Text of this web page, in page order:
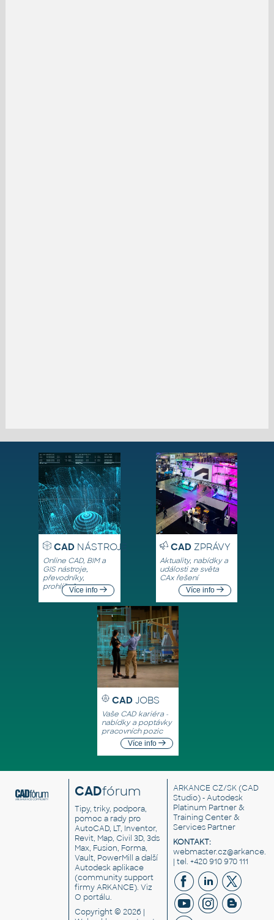
CADNÁSTROJE
Online CAD, BIM a
GIS nástroje,
převodníky,
prohlížečeVíce info
CADZPRÁVY
Aktuality, nabídky a
události ze světa
CAx řešení
Více info
CAD JOBS
Vaše CAD kariéra -
nabídky a poptávky
pracovních pozic
Více info
CADfórum
Tipy, triky, podpora,
pomoc a rady pro
AutoCAD, LT, Inventor,
Revit, Map, Civil 3D, 3ds
Max, Fusion, Forma,
Vault, PowerMill a další
Autodesk aplikace
(community support
firmy ARKANCE). Viz
O portálu.
Copyright © 2026 |
ARKANCE CZ/SK(CAD
Studio) - Autodesk
Platinum Partner &
Training Center &
Services Partner
KONTAKT:
| tel. +420 910 970 111